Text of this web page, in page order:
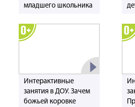
младшего школьника
Интерактивные
занятия в ДОУ. Зачем
божьей коровке